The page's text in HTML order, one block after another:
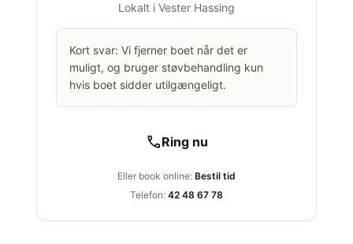
Lokalt i Vester Hassing
Kort svar: Vi fjerner boet når det er
muligt, og bruger støvbehandling kun
hvis boet sidder utilgængeligt.
callRing nu
Eller book online: Bestil tid
Telefon: 42 48 67 78